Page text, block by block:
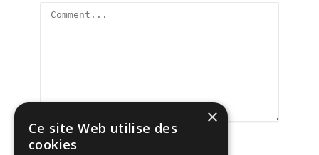
×
Ce site Web utilise des
cookies